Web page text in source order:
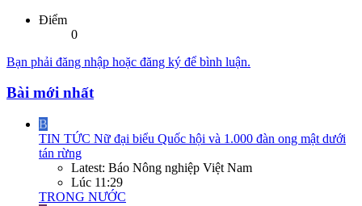
Điểm
0
Bạn phải đăng nhập hoặc đăng ký để bình luận.
Bài mới nhất
B
TIN TỨC Nữ đại biểu Quốc hội và 1.000 đàn ong mật dưới
tán rừng
Latest: Báo Nông nghiệp Việt Nam
Lúc 11:29
TRONG NƯỚC